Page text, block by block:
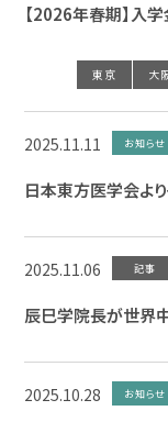
【2026年春期】入
東京 大
2025.11.11 お知らせ
日本東方医学会よ
2025.11.06 記事
辰巳学院長が世界
2025.10.28 お知らせ